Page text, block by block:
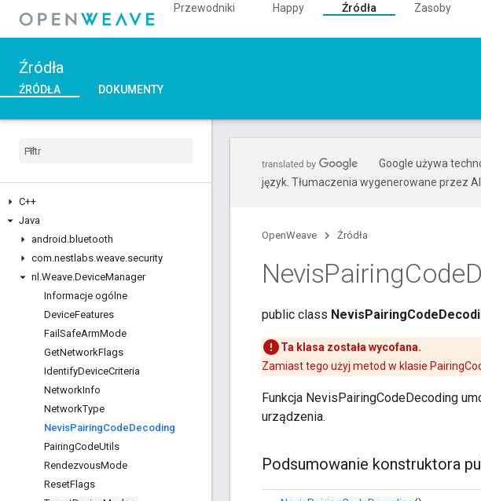
Przewodniki Happy Źródła
Zasoby
Źródła
ŹRÓDŁA DOKUMENTY
C++
Java
android .bluetooth
com.nestlabs.weave.security
nl .Weave.DeviceManager
Informacje ogólne
DeviceFeatures
Fail SafeArmMode
GetNetworkFlags
IdentifyDeviceCriteria
NetworkInfo
NetworkType
NevisPairingCodeDecoding
PairingCodeUtils
RendezvousMode
ResetFlags
Google używa
język. Tłumaczenia wygenerowane przez
OpenWeave Źródła
NevisPairingCode
public class
Ta klasa została wycofana.
Zamiast tego użyj metod w klasie
Funkcja NevisPairingCodeDecoding
urządzenia.
Podsumowanie konstruktora